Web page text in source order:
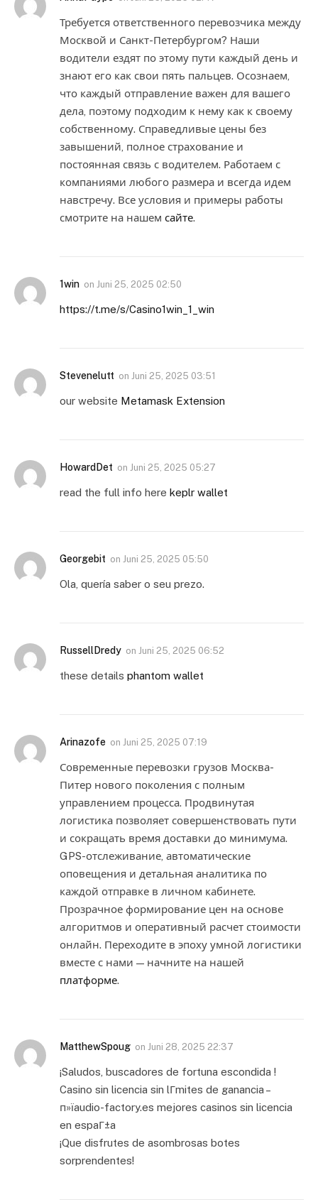
Требуется ответственного перевозчика между
Москвой и Санкт-Петербургом? Наши
водители ездят по этому пути каждый день и
знают его как свои пять пальцев. Осознаем,
что каждый отправление важен для вашего
дела, поэтому подходим к нему как к своему
собственному. Справедливые цены без
завышений, полное страхование и
постоянная связь с водителем. Работаем с
компаниями любого размера и всегда идем
навстречу. Все условия и примеры работы
смотрите на нашем сайте.
1win on Juni 25, 2025 02:50
https://t.me/s/Casino1win_1_win
Stevenelutt on Juni 25, 2025 03:51
our website Metamask Extension
HowardDet on Juni 25, 2025 05:27
read the full info here keplr wallet
Georgebit on Juni 25, 2025 05:50
Ola, quería saber o seu prezo.
RussellDredy on Juni 25, 2025 06:52
these details phantom wallet
Arinazofe on Juni 25, 2025 07:19
Современные перевозки грузов Москва-
Питер нового поколения с полным
управлением процесса. Продвинутая
логистика позволяет совершенствовать пути
и сокращать время доставки до минимума.
GPS-отслеживание, автоматические
оповещения и детальная аналитика по
каждой отправке в личном кабинете.
Прозрачное формирование цен на основе
алгоритмов и оперативный расчет стоимости
онлайн. Переходите в эпоху умной логистики
вместе с нами — начните на нашей
платформе.
MatthewSpoug on Juni 28, 2025 22:37
¡Saludos, buscadores de fortuna escondida !
Casino sin licencia sin lГ­mites de ganancia –
п»їaudio-factory.es mejores casinos sin licencia
en espaГ±a
¡Que disfrutes de asombrosas botes
sorprendentes!